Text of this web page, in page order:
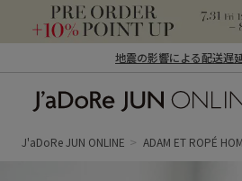
地震の影響による配送遅
ン オンライン）
J'aDoRe JUN ONLINE ADAM ET ROPÉ